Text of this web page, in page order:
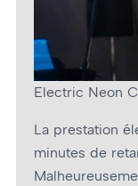
Electric Neon
La prestation
minutes de